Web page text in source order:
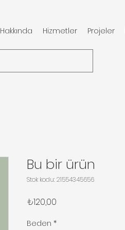
Hakkında Hizmetler Projeler
Bu bir ürün
Stok kodu: 21554345656
₺120,00
Beden *